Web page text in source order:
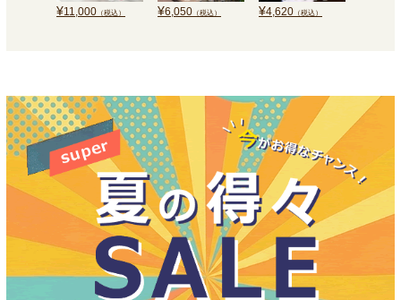
¥11,000 （税込） ¥6,050 （税込） ¥4,620 （税込）